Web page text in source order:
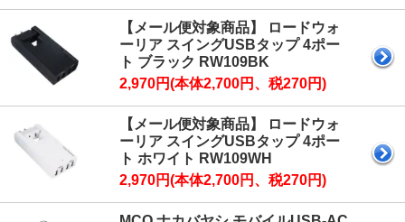
【メール便対象商品】 ロードウォ
ーリア スイングUSBタップ 4ポー
ト ブラック RW109BK
2,970円(本体2,700円、税270円)
【メール便対象商品】 ロードウォ
ーリア スイングUSBタップ 4ポー
ト ホワイト RW109WH
2,970円(本体2,700円、税270円)